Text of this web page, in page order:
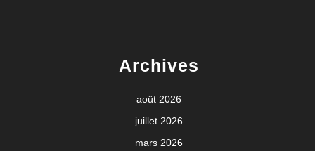
Archives
août 2026
juillet 2026
mars 2026